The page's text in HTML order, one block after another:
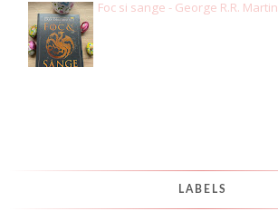
Foc si sange - George R.R. Martin
LABELS